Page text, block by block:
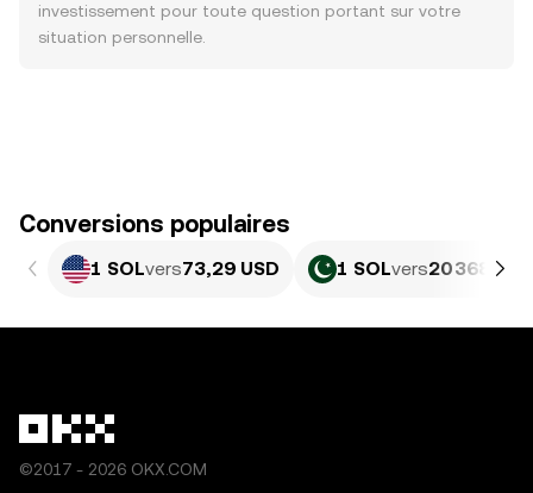
investissement pour toute question portant sur votre
situation personnelle.
Conversions populaires
1 SOLvers73,29 USD 1 SOLvers20 368,74
©2017 - 2026 OKX.COM